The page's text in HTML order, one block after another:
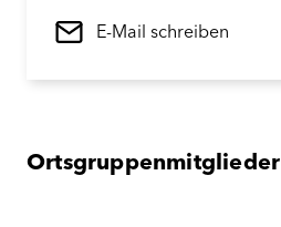
E-Mail schreiben
Ortsgruppenmitglieder